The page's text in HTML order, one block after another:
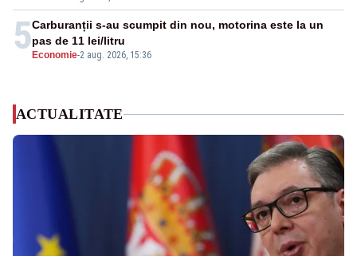
5 Economie-2 aug. 2026, 15:36
Carburanții s-au scumpit din nou, motorina este la un
pas de 11 lei/litru
ACTUALITATE